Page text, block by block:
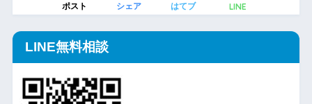
ポスト シェア はてブ LINE
LINE無料相談